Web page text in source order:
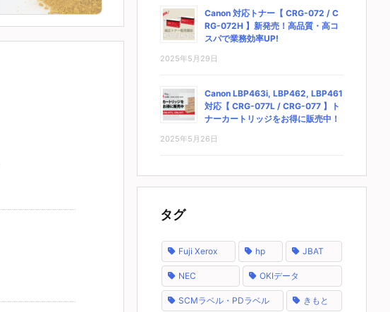
Canon 対応トナー【 CRG-072 / C
RG-072H 】新発売！高品質・高コ
スパで業務効率UP!
2025年5月29日
Canon LBP463i, LBP462, LBP461
対応【 CRG-077L / CRG-077 】ト
ナーカートリッジをお得に販売中！
2025年5月26日
タグ
Fuji Xerox hp JBAT
NEC OKIデータ
SCMラベル・PDラベル きもと